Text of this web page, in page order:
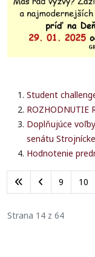
Student
ROZHODNUTIE
Doplňujúce
senátu
Hodnotenie
9 10
Strana 14 z 64